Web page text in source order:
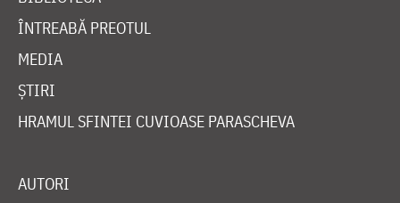
ÎNTREABĂ PREOTUL
MEDIA
ȘTIRI
HRAMUL SFINTEI CUVIOASE PARASCHEVA
AUTORI